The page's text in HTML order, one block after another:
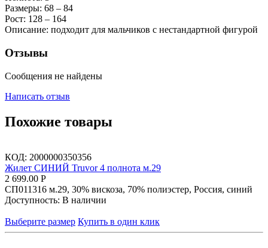
Размеры: 68 – 84
Рост: 128 – 164
Описание: подходит для мальчиков с нестандартной фигурой
Отзывы
Сообщения не найдены
Написать отзыв
Похожие товары
КОД: 2000000350356
Жилет СИНИЙ Truvor 4 полнота м.29
2 699.00 Р
СП011316 м.29, 30% вискоза, 70% полиэстер, Россия, синий
Доступность: В наличии
Выберите размер Купить в один клик